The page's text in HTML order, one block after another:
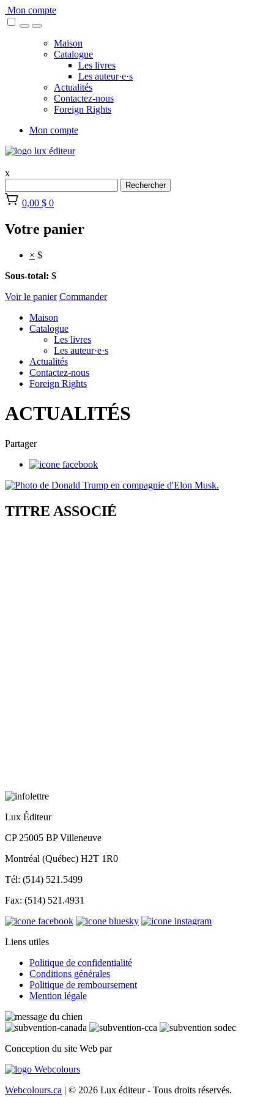
Skip
to
Mon compte
Maison
Catalogue
Les livres
Les auteur·e·s
Actualités
Contactez-nous
Foreign Rights
Mon compte
x
Rechercher
0,00 $ 0
Votre panier
× $
Sous-total: $
Voir le panier Commander
Maison
Catalogue
Les livres
Les auteur·e·s
Actualités
Contactez-nous
Foreign Rights
ACTUALITÉS
Partager
TITRE ASSOCIÉ
Lux Éditeur
CP 25005 BP Villeneuve
Montréal (Québec) H2T 1R0
Tél: (514) 521.5499
Fax: (514) 521.4931
Liens utiles
Politique de confidentialité
Conditions générales
Politique de remboursement
Mention légale
Conception du site Web par
Webcolours.ca | © 2026 Lux éditeur - Tous droits réservés.